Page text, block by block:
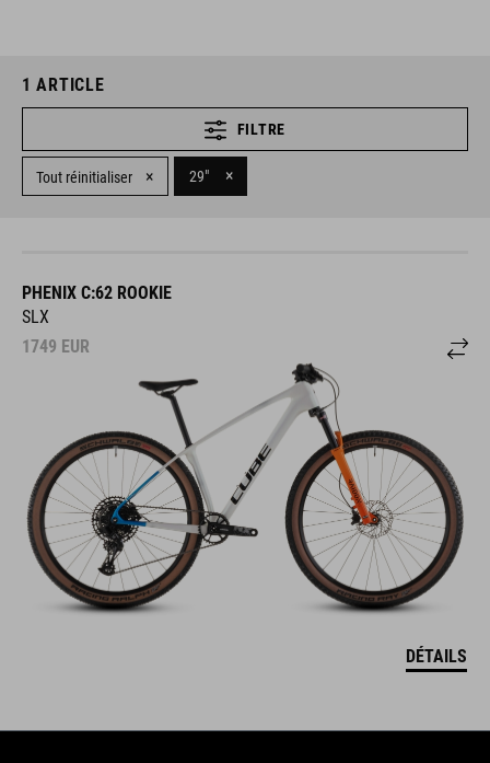
1 ARTICLE
FILTRE
Tout réinitialiser × 29" ×
PHENIX C:62 ROOKIE
SLX
1749 EUR
DÉTAILS